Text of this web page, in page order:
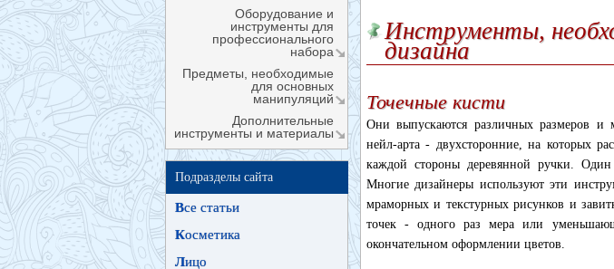
Оборудование и
инструменты для
профессионального
набора
Предметы, необходимые
для основных
манипуляций
Дополнительные
инструменты и материалы
Подразделы сайта
Все статьи
Косметика
Лицо
Инструменты,
дизайна
Точечные кисти
Они выпускаются различных размеров и
нейл-арта - двухсторонние, на которых
каждой стороны деревянной ручки.
Многие дизайнеры используют эти
мраморных и текстурных рисунков и
точек - одного раз мера или
окончательном оформлении цветов.